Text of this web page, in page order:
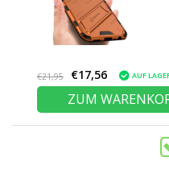
€21,95 €17,56 AUF
ZUM